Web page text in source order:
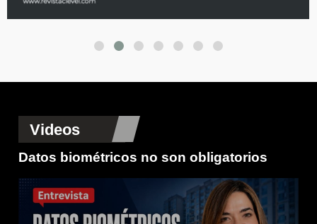
Videos
Datos biométricos no son obligatorios